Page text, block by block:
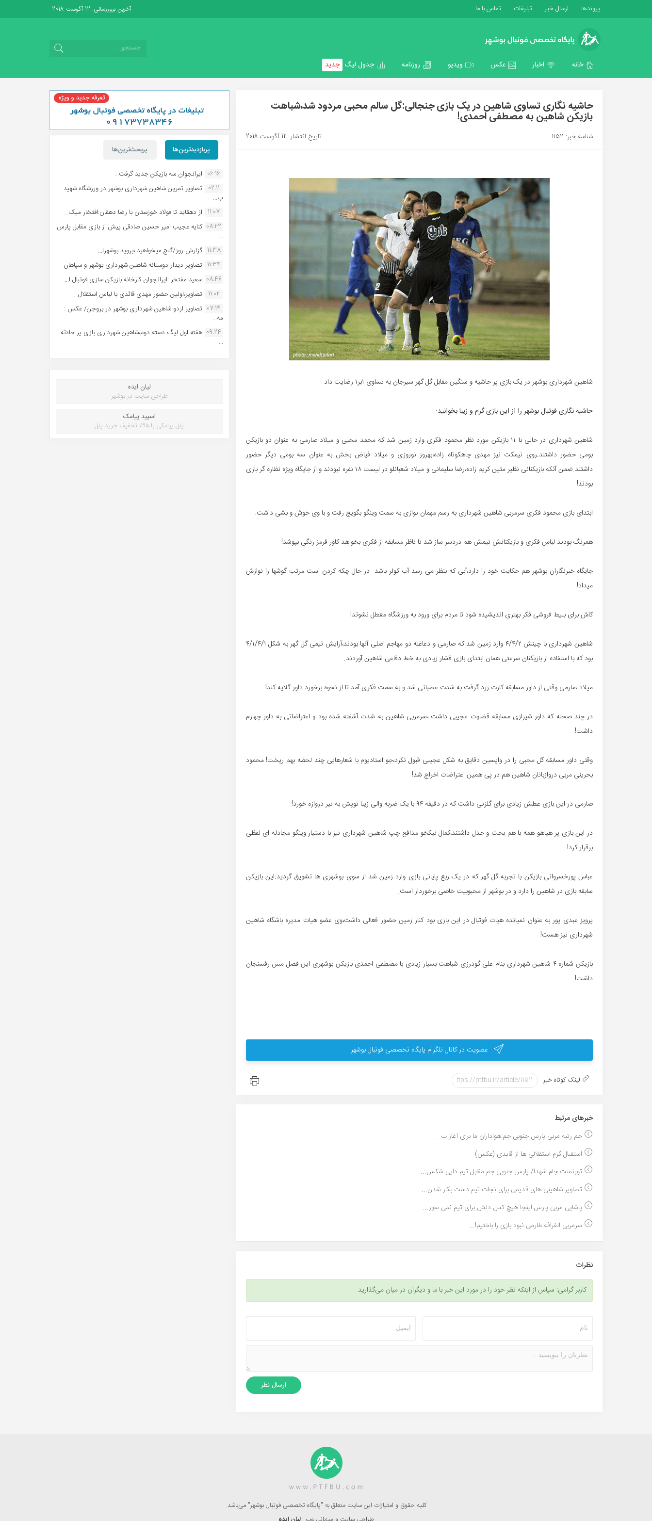
پیوندها ارسال خبر تبلیغات تماس با ما آخرین بروزرسانی: 12 آگوست 2018
خانه اخبار عکس ویدیو روزنامه جدول لیگ جدید
حاشیه نگاری تساوی شاهین در یک بازی جنجالی:گل سالم محبی مردود شد،شباهت
بازیکن شاهین به مصطفی احمدی!
شناسه خبر: 11511 تاریخ انتشار: 12 آگوست 2018
شاهین شهرداری بوشهر در یک بازی پر حاشیه و سنگین مقابل گل گهر سیرجان به تساوی ۱بر۱ رضایت داد.
حاشیه نگاری فوتبال بوشهر را از این بازی گرم و زیبا بخوانید:
شاهین شهرداری در حالی با ۱۱ بازیکن مورد نظر محمود فکری وارد زمین شد که محمد محبی و میلاد صارمی به عنوان دو بازیکن
بومی حضور داشتند.روی نیمکت نیز مهدی چاهکوتاه زاده،بهروز نوروزی و میلاد فیاض بخش به عنوان سه بومی دیگر حضور
داشتند.ضمن آنکه بازیکنانی نظیر متین کریم زاده،رضا سلیمانی و میلاد شعبانلو در لیست ۱۸ نفره نبودند و از جایگاه ویژه نظاره گر بازی
بودند!
ابتدای بازی محمود فکری سرمربی شاهین شهرداری به رسم مهمان نوازی به سمت وینگو بگویچ رفت و با وی خوش و بشی داشت.
همرنگ بودند لباس فکری و بازیکنانش تیمش هم دردسر ساز شد تا ناظر مسابقه از فکری بخواهد کاور قرمز رنگی بپوشد!
جایگاه خبرنگاران بوشهر هم حکایت خود را دارد،آبی که بنظر می رسد آب کولر باشد در حال چکه کردن است مرتب گوشها را نوازش
میداد!
کاش برای بلیط فروشی فکر بهتری اندیشیده شود تا مردم برای ورود به ورزشگاه معطل نشوتد!
شاهین شهرداری با چینش ۴/۴/۲ وارد زمین شد که صارمی و دغاغله دو مهاجم اصلی آنها بودند،آرایش تیمی گل گهر به شکل ۴/۱/۴/۱
بود که با استفاده از بازیکنان سرعتی همان ابتدای بازی فشار زیادی به خط دفاعی شاهین آوردند.
میلاد صارمی وقتی از داور مسابقه کارت زرد گرفت به شدت عصبانی شد و به سمت فکری آمد تا از نحوه برخورد داور گلایه کند!
در چند صحنه که داور شیرازی مسابقه قضاوت عجیبی داشت ،سرمربی شاهین به شدت آشفته شده بود و اعتراضاتی به داور چهارم
داشت!
وقتی داور مسابقه گل محبی را در واپسین دقایق به شکل عجیبی قبول نکرد،جو استادیوم با شعارهایی چند لحظه بهم ریخت! محمود
بحرینی مربی دروازبانان شاهین هم در پی همین اعتراضات اخراج شد!
صارمی در این بازی عطش زیادی برای گلزنی داشت که در دقیقه ۹۴ با یک ضربه والی زیبا توپش به تیر دروازه خورد!
در این بازی پر هیاهو همه با هم بحث و جدل داشتند،کمال نیکخو مدافع چپ شاهین شهرداری نیز با دستیار وینگو مجادله ای لفظی
برقرار کرد!
عباس پورخسروانی بازیکن با تجربه گل گهر که در یک ربع پایانی بازی وارد زمین شد از سوی بوشهری ها تشویق گردید.این بازیکن
سابقه بازی در شاهین را دارد و در بوشهر از محبوبیت خاصی برخوردار است.
پرویز عبدی پور به عنوان نمیانده هیات فوتبال در این بازی بود کنار زمین حضور فعالی داشت،وی عضو هیات مدیره باشگاه شاهین
شهرداری نیز هست!
بازیکن شماره ۴ شاهین شهرداری بنام علی گودرزی شباهت بسیار زیادی با مصطفی احمدی بازیکن بوشهری این فصل مس رفسنجان
داشت!
عضویت در کانال تلگرام پایگاه تخصصی فوتبال بوشهر
لینک کوتاه خبر
خبر‌های مرتبط
جم رتبه مربی پارس جنوبی جم:هواداران ما برای آغاز ب...
استقبال گرم استقلالی ها از قایدی (عکس)...
تورنمنت جام شهدا/ پارس جنوبی جم مقابل تیم دایی شکس...
تصاویر:شاهینی های قدیمی برای نجات تیم دست بکار شدن...
پاشایی مربی پارس:اینجا هیچ کس دلش برای تیم نمی سوز...
سرمربی الغرافه:طارمی نبود بازی را باختیم!...
نظرات
کاربر گرامی: سپاس از اینکه نظر خود را در مورد این خبر با ما و دیگران در میان می‌گذارید.
پربازدیدترین‌ها پربحث‌ترین‌ها
06:16 ایرانجوان سه بازیکن جدید گرفت...
02:11
تصاویر تمرین شاهین شهردارى بوشهر در ورزشگاه شهید
ب...
11:07 از دهقاید تا فولاد خوزستان با رضا دهقان:افتخار میک...
08:22 کنایه عجیب امیر حسین صادقی پیش از بازی مقابل پارس
...
11:38 گزارش روز/گنج میخواهید ،بروید بوشهر!...
11:34 تصاویر دیدار دوستانه شاهین شهردارى بوشهر و سپاهان ...
08:46 سعید مفتخر :ایرانجوان کارخانه بازیکن سازی فوتبال ا...
11:02
تصاویر،اولین حضور مهدی قائدی با لباس استقلال...
07:14 تصاویر اردو شاهین شهرداری بوشهر در بروجن/ عکس :
مه...
09:24 هفته اول لیگ دسته دوم،شاهین شهرداری بازی پر حادثه
...
لیان ایده
طراحی سایت در بوشهر
اسپید پیامک
پنل پیامکی با ۹۵٪ تخفیف خرید پنل
کلیه حقوق و امتیازات این سایت متعلق به "پایگاه تخصصی فوتبال بوشهر" می‌باشد.